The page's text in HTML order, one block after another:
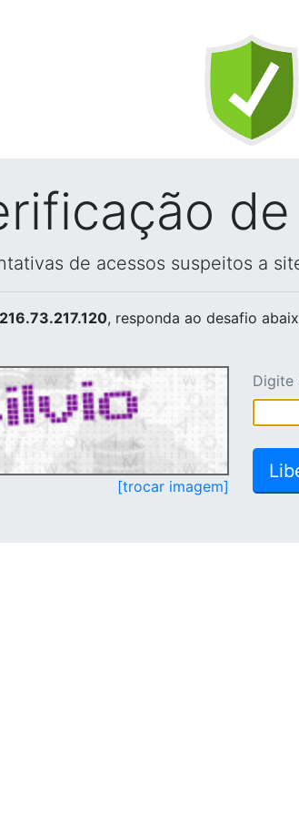
de acessos suspeitos a
216.73.217.120, responda ao desafio
[trocar imagem]
Digite